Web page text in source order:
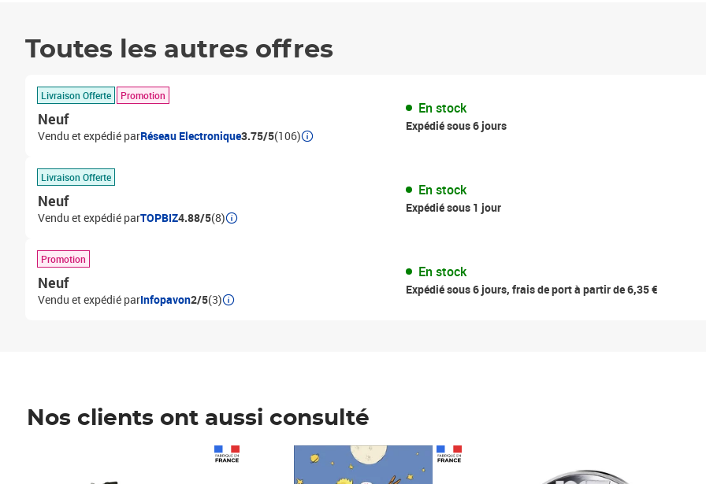
Toutes les autres offres
Livraison Offerte Promotion
Neuf
Vendu et expédié parRéseau Electronique3.75/5(106)
En stock
Expédié sous 6 jours
Livraison Offerte
Neuf
Vendu et expédié parTOPBIZ4.88/5(8)
En stock
Expédié sous 1 jour
Promotion
Neuf
Vendu et expédié parInfopavon2/5(3)
En stock
Expédié sous 6 jours, frais de port à partir de 6,35 €
Nos clients ont aussi consulté
Prix 7,50€